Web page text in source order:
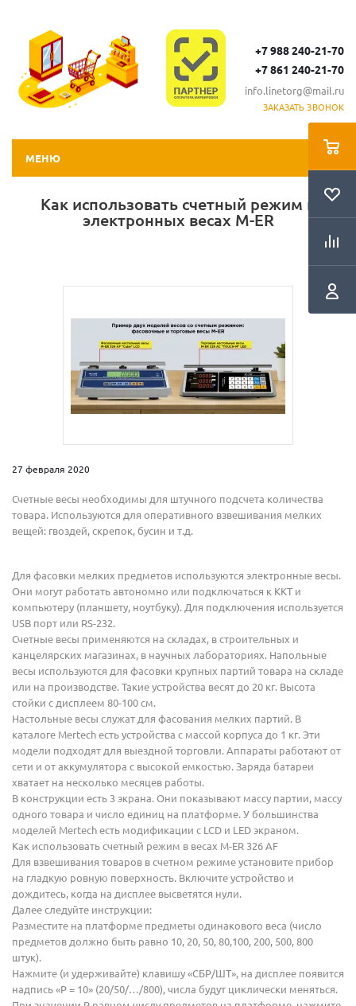
+7 988 240-21-70
+7 861 240-21-70
info.linetorg@mail.ru
ЗАКАЗАТЬ ЗВОНОК
МЕНЮ
Как использовать счетный режим в
электронных весах M-ER
27 февраля 2020
Счетные весы необходимы для штучного подсчета количества
товара. Используются для оперативного взвешивания мелких
вещей: гвоздей, скрепок, бусин и т.д.
Для фасовки мелких предметов используются электронные весы.
Они могут работать автономно или подключаться к ККТ и
компьютеру (планшету, ноутбуку). Для подключения используется
USB порт или RS-232.
Счетные весы применяются на складах, в строительных и
канцелярских магазинах, в научных лабораториях. Напольные
весы используются для фасовки крупных партий товара на складе
или на производстве. Такие устройства весят до 20 кг. Высота
стойки с дисплеем 80-100 см.
Настольные весы служат для фасования мелких партий. В
каталоге Mertech есть устройства с массой корпуса до 1 кг. Эти
модели подходят для выездной торговли. Аппараты работают от
сети и от аккумулятора с высокой емкостью. Заряда батареи
хватает на несколько месяцев работы.
В конструкции есть 3 экрана. Они показывают массу партии, массу
одного товара и число единиц на платформе. У большинства
моделей Mertech есть модификации с LCD и LED экраном.
Как использовать счетный режим в весах M-ER 326 AF
Для взвешивания товаров в счетном режиме установите прибор
на гладкую ровную поверхность. Включите устройство и
дождитесь, когда на дисплее высветятся нули.
Далее следуйте инструкции:
Разместите на платформе предметы одинакового веса (число
предметов должно быть равно 10, 20, 50, 80,100, 200, 500, 800
штук).
Нажмите (и удерживайте) клавишу «СБР/ШТ», на дисплее появится
надпись «Р = 10» (20/50/…/800), числа будут циклически меняться.